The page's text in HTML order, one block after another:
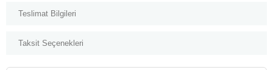
Teslimat Bilgileri
Taksit Seçenekleri